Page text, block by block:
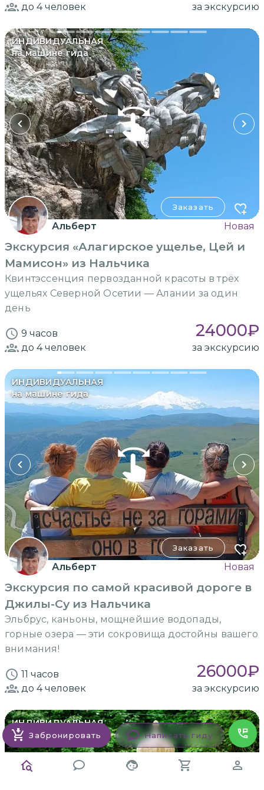
до 4человек за экскурсию
ИНДИВИДУАЛЬНАЯ
на машине гида
Заказать
Альберт Новая
Экскурсия «Алагирское ущелье, Цей и
Мамисон» из Нальчика
Квинтэссенция первозданной красоты в трёх
ущельях Северной Осетии — Алании за один
день
9 часов 24000₽
до 4человек за экскурсию
ИНДИВИДУАЛЬНАЯ
на машине гида
Заказать
Альберт Новая
Экскурсия по самой красивой дороге в
Джилы-Су из Нальчика
Эльбрус, каньоны, мощнейшие водопады,
горные озера — эти сокровища достойны вашего
внимания!
11 часов 26000₽
до 4человек за экскурсию
ИНДИВИДУАЛЬНАЯ
на машине гида
Забронировать Написать гиду